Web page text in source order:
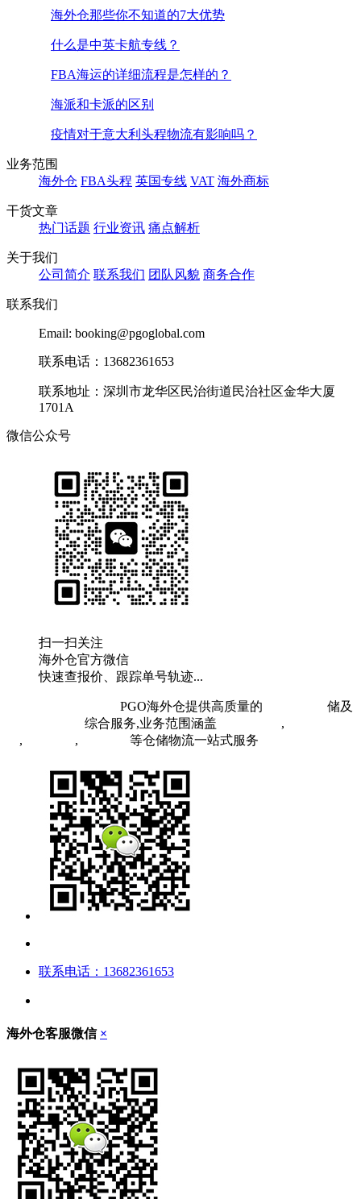
海外仓那些你不知道的7大优势
什么是中英卡航专线？
FBA海运的详细流程是怎样的？
海派和卡派的区别
疫情对于意大利头程物流有影响吗？
业务范围
海外仓 FBA头程 英国专线 VAT 海外商标
干货文章
热门话题 行业资讯 痛点解析
关于我们
公司简介 联系我们 团队风貌 商务合作
联系我们
Email: booking@pgoglobal.com
联系电话：13682361653
联系地址：深圳市龙华区民治街道民治社区金华大厦
1701A
微信公众号
扫一扫关注
海外仓官方微信
快速查报价、跟踪单号轨迹...
PGO海外仓提供高质量的
储及
综合服务,业务范围涵盖 ,
, , 等仓储物流一站式服务
联系电话：13682361653
海外仓客服微信 ×